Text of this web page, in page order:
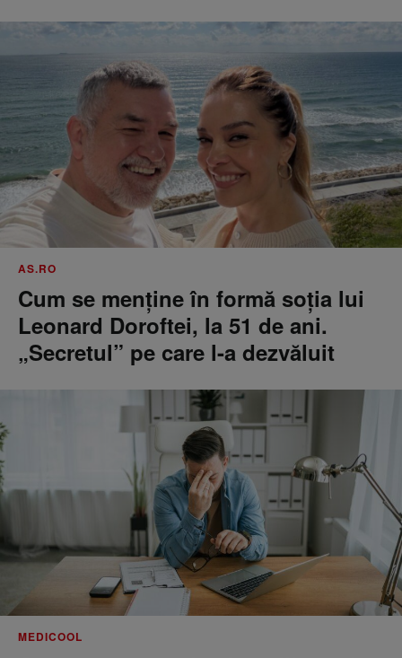
AS.RO
Cum se menţine în formă soţia lui
Leonard Doroftei, la 51 de ani.
„Secretul” pe care l-a dezvăluit
MEDICOOL